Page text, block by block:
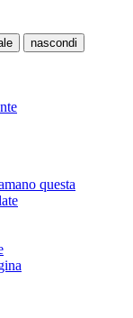
nascondi
questa